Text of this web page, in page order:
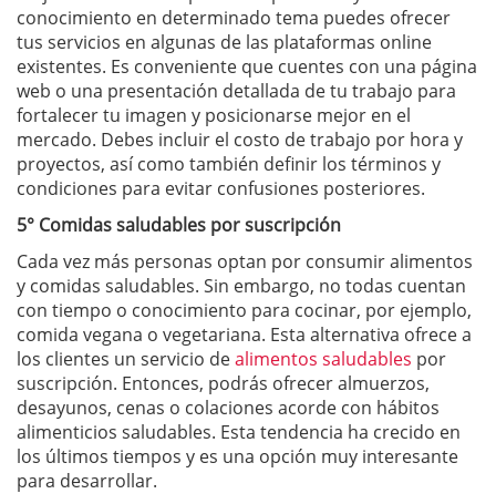
conocimiento en determinado tema puedes ofrecer
tus servicios en algunas de las plataformas online
existentes. Es conveniente que cuentes con una página
web o una presentación detallada de tu trabajo para
fortalecer tu imagen y posicionarse mejor en el
mercado. Debes incluir el costo de trabajo por hora y
proyectos, así como también definir los términos y
condiciones para evitar confusiones posteriores.
5° Comidas saludables por suscripción
Cada vez más personas optan por consumir alimentos
y comidas saludables. Sin embargo, no todas cuentan
con tiempo o conocimiento para cocinar, por ejemplo,
comida vegana o vegetariana. Esta alternativa ofrece a
los clientes un servicio dealimentos saludables por
suscripción. Entonces, podrás ofrecer almuerzos,
desayunos, cenas o colaciones acorde con hábitos
alimenticios saludables. Esta tendencia ha crecido en
los últimos tiempos y es una opción muy interesante
para desarrollar.